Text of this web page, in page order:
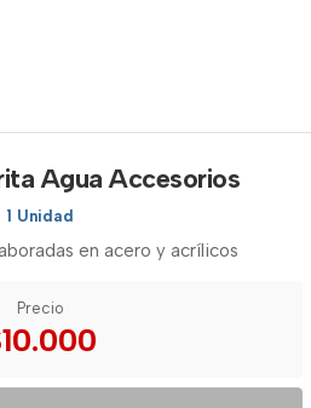
Agua Accesorios
1 Unidad
en acero y acrílicos
Precio